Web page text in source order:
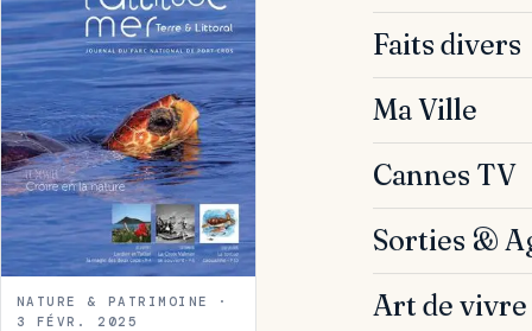
Faits divers
Ma Ville
Cannes TV
Sorties &
Art de vivre
NATURE & PATRIMOINE ·
3 FÉVR. 2025